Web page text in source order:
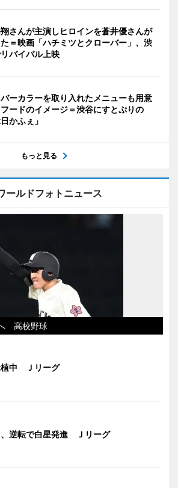
さんが主演しヒロインを蒼井優さんが
＝映画「ハチミツとクローバー」、渋
バイバル上映
バーカラーを取り入れたメニューも用意
ードのイメージ＝渋谷にすとぷりの
日かふぇ」
もっと見る
ールドフォトニュース
高校野球
植中 Ｊリーグ
、逆転で白星発進 Ｊリーグ